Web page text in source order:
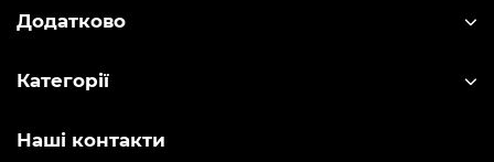
Додатково
Категорії
Наші контакти